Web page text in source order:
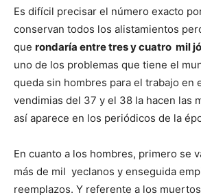
Es difícil precisar el número exacto
conservan todos los alistamientos
que rondaría entre tres y cuatro mil
uno de los problemas que tiene el
queda sin hombres para el trabajo en
vendimias del 37 y el 38 la hacen las
así aparece en los periódicos de la
En cuanto a los hombres, primero se
más de mil yeclanos y enseguida
reemplazos. Y referente a los